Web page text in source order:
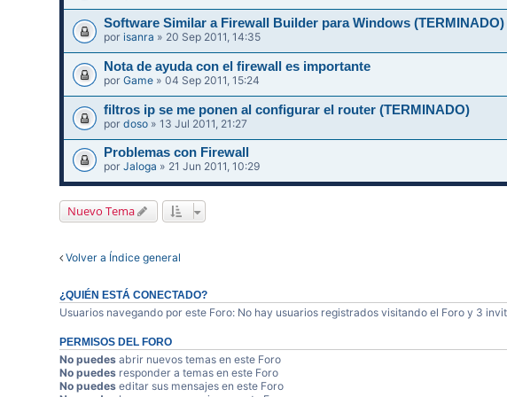
Software Similar a Firewall Builder para Windows (TERMINADO)
porisanra » 20 Sep 2011, 14:35
Nota de ayuda con el firewall es importante
porGame » 04 Sep 2011, 15:24
filtros ip se me ponen al configurar el router (TERMINADO)
pordoso » 13 Jul 2011, 21:27
Problemas con Firewall
porJaloga » 21 Jun 2011, 10:29
Nuevo Tema
Volver a Índice general
¿QUIÉN ESTÁ CONECTADO?
Usuarios navegando por este Foro: No hay usuarios registrados visitando el Foro y 3
PERMISOS DEL FORO
No puedes abrir nuevos temas en este Foro
No puedes responder a temas en este Foro
No puedes editar sus mensajes en este Foro